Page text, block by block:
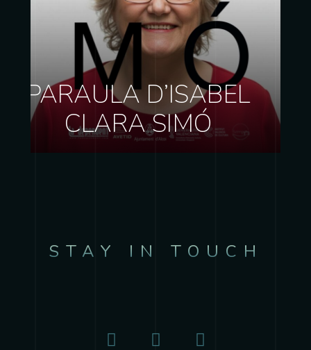
PARAULA D’ISABEL
CLARA SIMÓ
STAY IN TOUCH